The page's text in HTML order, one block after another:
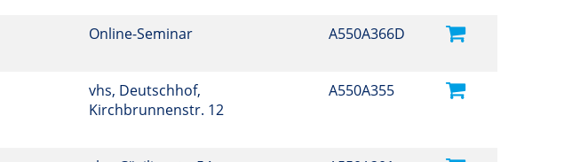
Online-Seminar A550A366D
vhs, Deutschhof,
Kirchbrunnenstr. 12
A550A355